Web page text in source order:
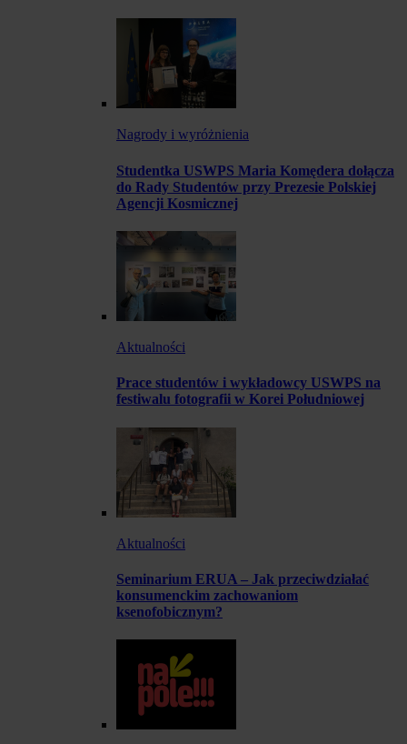
Nagrody i wyróżnienia
Studentka USWPS Maria Komędera dołącza
do Rady Studentów przy Prezesie Polskiej
Agencji Kosmicznej
Aktualności
Prace studentów i wykładowcy USWPS na
festiwalu fotografii w Korei Południowej
Aktualności
Seminarium ERUA – Jak przeciwdziałać
konsumenckim zachowaniom
ksenofobicznym?